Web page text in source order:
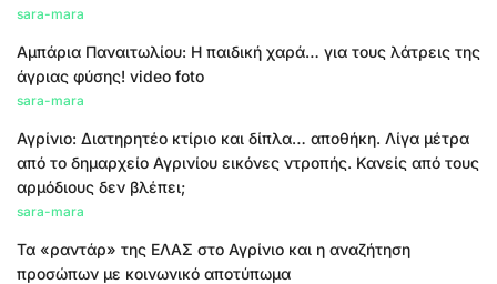
sara-mara
Αμπάρια Παναιτωλίου: Η παιδική χαρά… για τους λάτρεις της
άγριας φύσης! video foto
sara-mara
Αγρίνιο: Διατηρητέο κτίριο και δίπλα… αποθήκη. Λίγα μέτρα
από το δημαρχείο Αγρινίου εικόνες ντροπής. Κανείς από τους
αρμόδιους δεν βλέπει;
sara-mara
Τα «ραντάρ» της ΕΛΑΣ στο Αγρίνιο και η αναζήτηση
προσώπων με κοινωνικό αποτύπωμα